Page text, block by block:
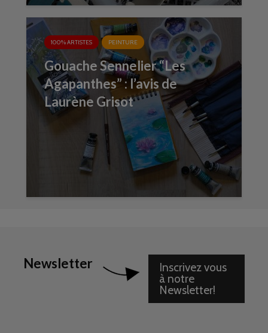
100% ARTISTES PEINTURE
Gouache Sennelier “Les
Agapanthes” : l’avis de
Laurène Grisot
Newsletter
Inscrivez vous
à notre
Newsletter!